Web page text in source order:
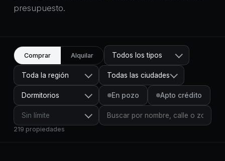
presupuesto.
Comprar Alquilar Todos los tipos
Toda la región Todas las ciudades
Dormitorios En pozo Apto crédito
Sin límite
219 propiedades